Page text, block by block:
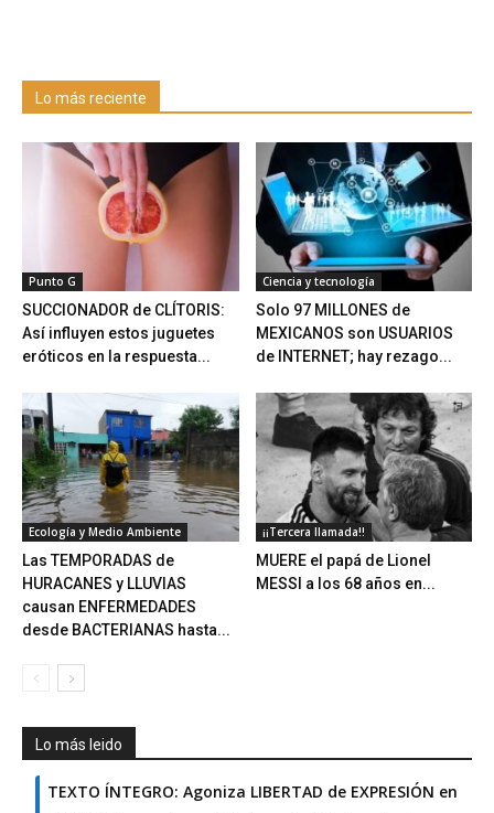
Lo más reciente
Punto G
SUCCIONADOR de CLÍTORIS:
Así influyen estos juguetes
eróticos en la respuesta...
Ciencia y tecnología
Solo 97 MILLONES de
MEXICANOS son USUARIOS
de INTERNET; hay rezago...
Ecología y Medio Ambiente
Las TEMPORADAS de
HURACANES y LLUVIAS
causan ENFERMEDADES
desde BACTERIANAS hasta...
¡¡Tercera llamada!!
MUERE el papá de Lionel
MESSI a los 68 años en...
Lo más leido
TEXTO ÍNTEGRO: Agoniza LIBERTAD de EXPRESIÓN en